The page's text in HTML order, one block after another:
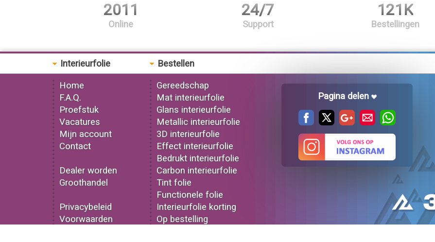
2011
Online
24/7
Support
121K
Bestellingen
Interieurfolie
Home
F.A.Q.
Proefstuk
Vacatures
Mijn account
Contact
Dealer worden
Groothandel
Privacybeleid
Voorwaarden
Bestellen
Gereedschap
Mat interieurfolie
Glans interieurfolie
Metallic interieurfolie
3D interieurfolie
Effect interieurfolie
Bedrukt interieurfolie
Carbon interieurfolie
Tint folie
Functionele folie
Interieurfolie korting
Op bestelling
Pagina delen